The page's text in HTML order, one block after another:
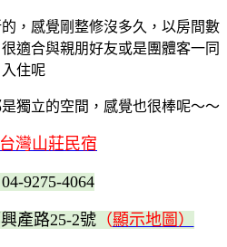
，感覺剛整修沒多久，以房間數
適合與親朋好友或是團體客一同
入住呢
獨立的空間，感覺也很棒呢～～
灣山莊民宿
9275-4064
產路25-2號（顯示地圖）